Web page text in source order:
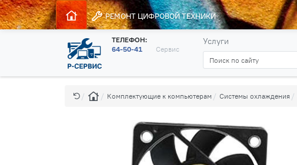
РЕМОНТЦИФРОВОЙ ТЕХНИКИ
ТЕЛЕФОН:
64-50-41
Сервис
Услуги
Комплектующие к компьютерам Системы охлаждения